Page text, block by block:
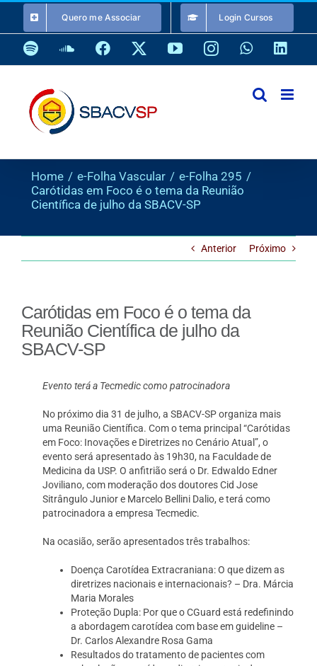
o
conteúdo
Quero me Associar Login Cursos
SpotifySoundCloud
Facebook YouTubeInstagramWhatsApp
Home e-Folha Vascular
e-Folha 295
Carótidas em Foco é o tema da Reunião
Científica de julho da SBACV-SP
Anterior Próximo
Carótidas em Foco é o tema da
Reunião Científica de julho da
SBACV-SP
Evento terá a Tecmedic como patrocinadora
No próximo dia 31 de julho, a SBACV-SP organiza mais
uma Reunião Científica. Com o tema principal “Carótidas
em Foco: Inovações e Diretrizes no Cenário Atual”, o
evento será apresentado às 19h30, na Faculdade de
Medicina da USP. O anfitrião será o Dr. Edwaldo Edner
Joviliano, com moderação dos doutores Cid Jose
Sitrângulo Junior e Marcelo Bellini Dalio, e terá como
patrocinadora a empresa Tecmedic.
Na ocasião, serão apresentados três trabalhos:
Doença Carotídea Extracraniana: O que dizem as
diretrizes nacionais e internacionais? – Dra. Márcia
Maria Morales
Proteção Dupla: Por que o CGuard está redefinindo
a abordagem carotídea com base em guideline –
Dr. Carlos Alexandre Rosa Gama
Resultados do tratamento de pacientes com